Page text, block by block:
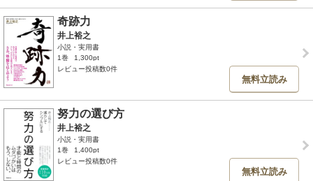
奇跡力
井上裕之
小説・実用書
1巻
1,300pt
レビュー投稿数0件
無料立読み
努力の選び方
井上裕之
小説・実用書
1巻
1,400pt
レビュー投稿数0件
無料立読み